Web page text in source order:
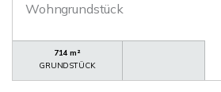
Wohngrundstück
714 m²
GRUNDSTÜCK